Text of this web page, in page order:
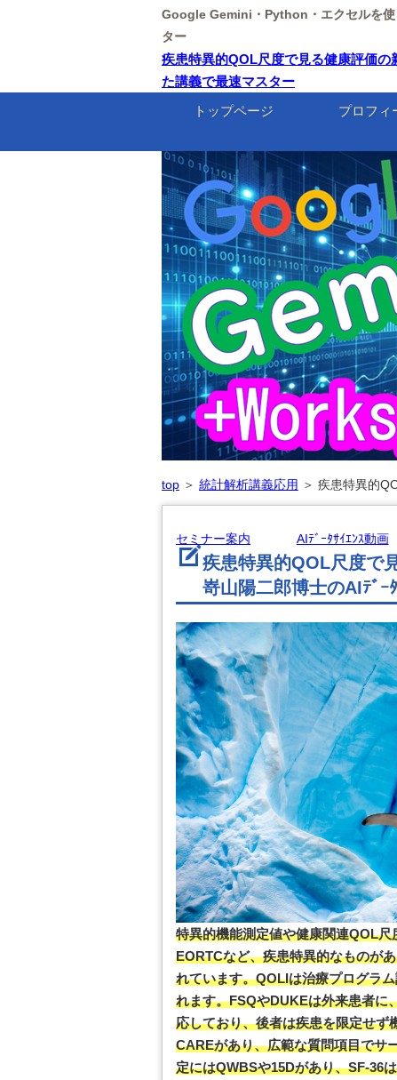
Google Gemini・Python・エクセルを使
ター
疾患特異的QOL尺度で見る健康評価
た講義で最速マスター
トップページ
プロフィ
top＞ 統計解析講義応用 ＞ 疾患特異的
セミナー案内 AIﾃﾞｰﾀｻｲｴﾝｽ動画
疾患特異的QOL尺度で
嵜山陽二郎博士のAIﾃﾞｰﾀ
特異的機能測定値や健康関連QOL
EORTCなど、疾患特異的なものが
れています。QOLIは治療プログラ
れます。FSQやDUKEは外来患者
応しており、後者は疾患を限定せず
CAREがあり、広範な質問項目でサ
定にはQWBSや15Dがあり、SF-36